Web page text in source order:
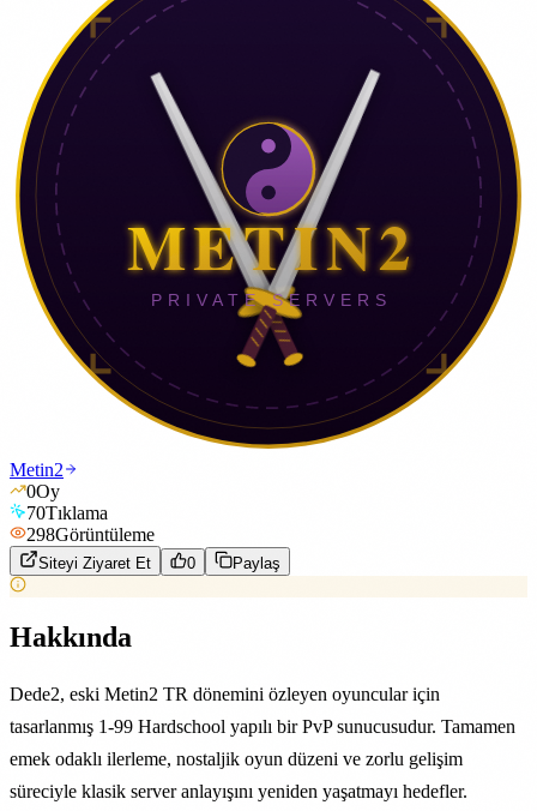
Metin2
0Oy
70Tıklama
298Görüntüleme
Siteyi Ziyaret Et 0 Paylaş
Hakkında
Dede2, eski Metin2 TR dönemini özleyen oyuncular için
tasarlanmış 1-99 Hardschool yapılı bir PvP sunucusudur. Tamamen
emek odaklı ilerleme, nostaljik oyun düzeni ve zorlu gelişim
süreciyle klasik server anlayışını yeniden yaşatmayı hedefler.